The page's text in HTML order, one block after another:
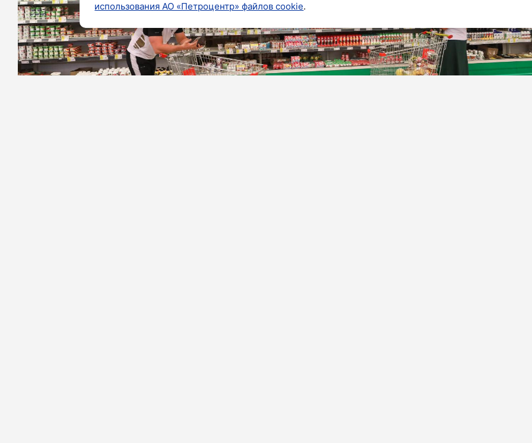
использования АО «Петроцентр» файлов cookie.